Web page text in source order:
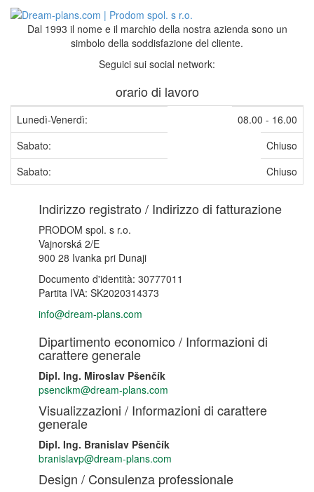
Dal 1993 il nome e il marchio della nostra azienda sono un
simbolo della soddisfazione del cliente.
Seguici sui social network:
orario di lavoro
Lunedì-Venerdì:
08.00 - 16.00
Sabato:
Chiuso
Sabato:
Chiuso
Indirizzo registrato / Indirizzo di fatturazione
PRODOM spol. s r.o.
Vajnorská 2/E
900 28 Ivanka pri Dunaji
Documento d'identità: 30777011
Partita IVA: SK2020314373
info@dream-plans.com
Dipartimento economico / Informazioni di
carattere generale
Dipl. Ing. Miroslav Pšenčík
psencikm@dream-plans.com
Visualizzazioni / Informazioni di carattere
generale
Dipl. Ing. Branislav Pšenčík
branislavp@dream-plans.com
Design / Consulenza professionale